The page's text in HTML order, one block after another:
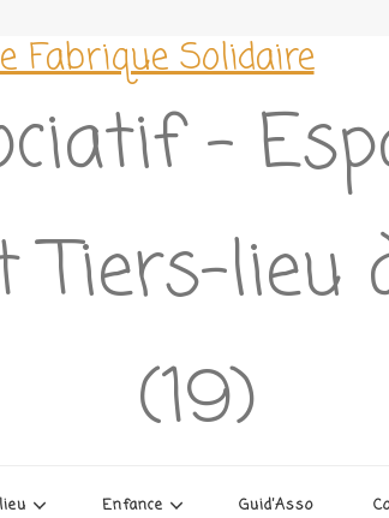
Fabrique Solidaire
–
Tiers-lieu
(19)
Enfance Guid’Asso